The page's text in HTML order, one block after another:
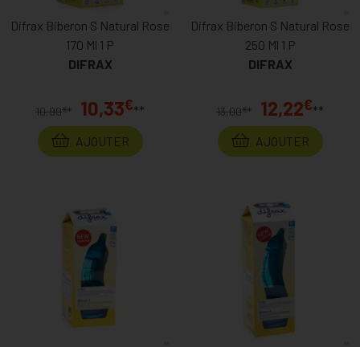
Difrax Biberon S Natural Rose
170 Ml 1 P
DIFRAX
10,99€* 10,33€**
AJOUTER
Difrax Biberon S Natural Rose
250 Ml 1 P
DIFRAX
13,00€* 12,22€**
AJOUTER